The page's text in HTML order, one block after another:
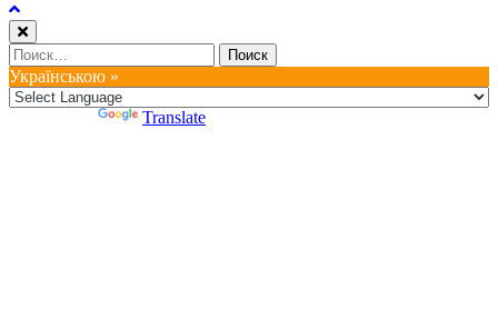
Найти:
Українською »
Translate